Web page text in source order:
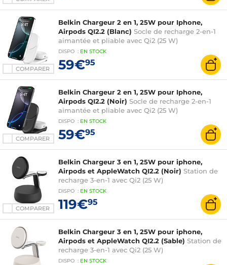
COMPARER
Belkin Chargeur 2 en 1, 25W pour Iphone,
Airpods QI2.2 (Blanc) Socle de recharge 2-en-1
aimantée et pliable avec Qi2 (25 W)
DISPO : EN STOCK
59€95
COMPARER
Belkin Chargeur 2 en 1, 25W pour Iphone,
Airpods QI2.2 (Noir) Socle de recharge 2-en-1
aimantée et pliable avec Qi2 (25 W)
DISPO : EN STOCK
59€95
COMPARER
Belkin Chargeur 3 en 1, 25W pour iphone,
Airpods et AppleWatch QI2.2 (Noir) Station de
recharge 3-en-1 avec Qi2 (25 W)
DISPO : EN STOCK
119€95
Belkin Chargeur 3 en 1, 25W pour iphone,
Airpods et AppleWatch QI2.2 (Sable) Station de
recharge 3-en-1 avec Qi2 (25 W)
DISPO : EN STOCK